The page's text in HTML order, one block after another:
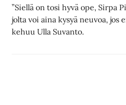
”Siellä on tosi hyvä ope, Sirpa
jolta voi aina kysyä neuvoa, jos
kehuu Ulla Suvanto.